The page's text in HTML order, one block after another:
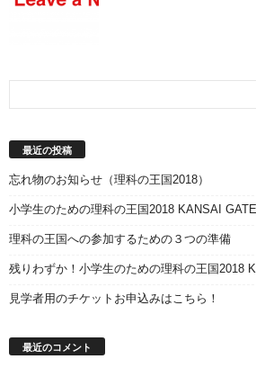
最近の投稿
忘れ物のお知らせ（理科の王国2018）
小学生のための理科の王国2018 KANSAI
理科の王国への参加するための３つの準備
残りわずか！小学生のための理科の王国2018
見学者用のチケットお申込みはこちら！
最近のコメント